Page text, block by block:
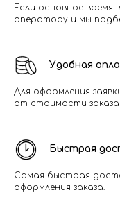
Если основное
оператору и мы
Удобная
Для оформления
от стоимости заказа
Быстрая
Самая быстрая
оформления заказа.